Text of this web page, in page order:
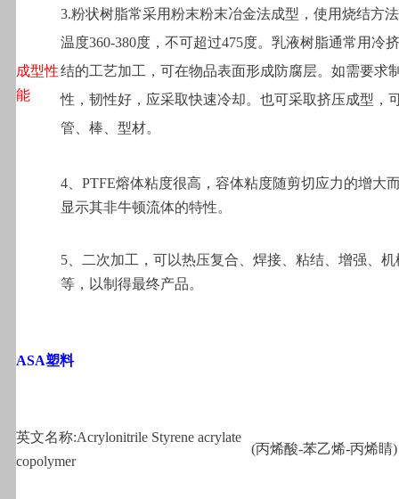
成型性
能
3.粉状树脂常采用粉末粉末冶金法成型，使用烧结方
温度360-380度，不可超过475度。乳液树脂通常用冷
结的工艺加工，可在物品表面形成防腐层。如需要求
性，韧性好，应采取快速冷却。也可采取挤压成型，
管、棒、型材。
4 、PTFE熔体粘度很高，容体粘度随剪切应力的增大
显示其非牛顿流体的特性。
5 、二次加工，可以热压复合、焊接、粘结、增强、
等，以制得最终产品。
ASA塑料
英文名称:Acrylonitrile Styrene acrylate
copolymer
(丙烯酸-苯乙烯-丙烯睛)